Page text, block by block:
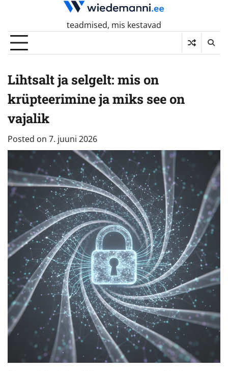
content
teadmised, mis kestavad
Lihtsalt ja selgelt: mis on
krüpteerimine ja miks see on
vajalik
Posted on 7. juuni 2026